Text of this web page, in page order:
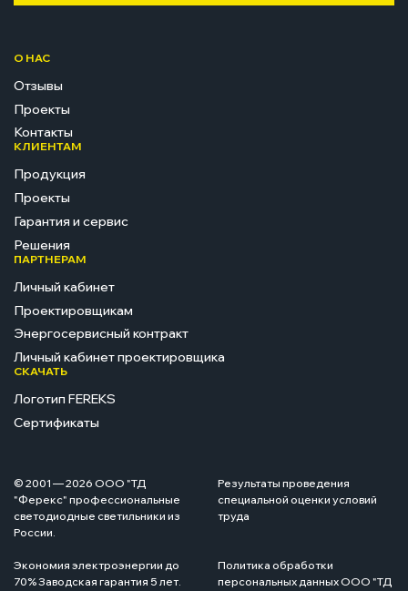
О НАС
Отзывы
Проекты
Контакты
КЛИЕНТАМ
Продукция
Проекты
Гарантия и сервис
Решения
ПАРТНЕРАМ
Личный кабинет
Проектировщикам
Энергосервисный контракт
Личный кабинет проектировщика
СКАЧАТЬ
Логотип FEREKS
Сертификаты
© 2001 — 2026 ООО "ТД
"Ферекс" профессиональные
светодиодные светильники из
России.
Экономия электроэнергии до
70% Заводская гарантия 5 лет.
Результаты проведения
специальной оценки условий
труда
Политика обработки
персональных данных ООО "ТД